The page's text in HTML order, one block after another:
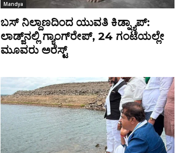
Mandya
ಬಸ್ ನಿಲ್ದಾಣದಿಂದ ಯುವತಿ ಕಿಡ್ನ್ಯಾಪ್:
ಲಾಡ್ಜ್‌ನಲ್ಲಿ ಗ್ಯಾಂಗ್‌ರೇಪ್, 24 ಗಂಟೆಯಲ್ಲೇ
ಮೂವರು ಅರೆಸ್ಟ್